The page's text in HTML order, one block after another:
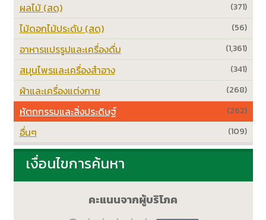
(371)
ผลไม้ (สด)
(56)
ไม้ดอกไม้ประดับ (สด)
(1,361)
อาหารแปรรูปและเครื่องดื่ม
(341)
สมุนไพรและเครื่องสำอาง
(268)
ผ้าและเครื่องแต่งกาย
(262)
หัตถกรรมและสิ่งประดิษฐ์
(109)
อื่นๆ
เงื่อนไขการค้นหา
คะแนนจากผู้บริโภค